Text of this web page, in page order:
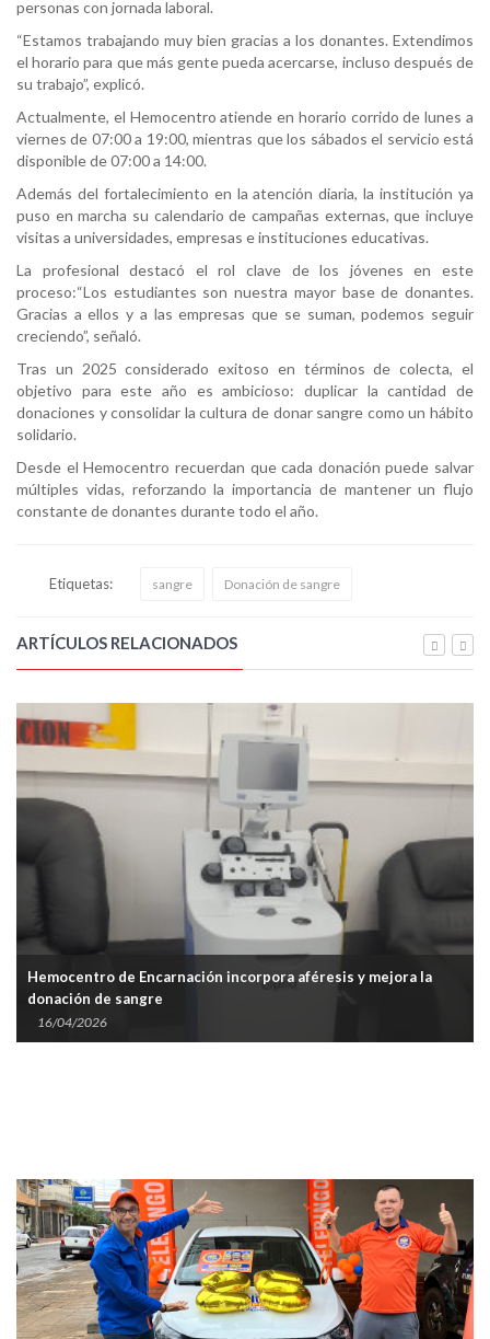
personas con jornada laboral.
“Estamos trabajando muy bien gracias a los donantes. Extendimos
el horario para que más gente pueda acercarse, incluso después de
su trabajo”, explicó.
Actualmente, el Hemocentro atiende en horario corrido de lunes a
viernes de 07:00 a 19:00, mientras que los sábados el servicio está
disponible de 07:00 a 14:00.
Además del fortalecimiento en la atención diaria, la institución ya
puso en marcha su calendario de campañas externas, que incluye
visitas a universidades, empresas e instituciones educativas.
La profesional destacó el rol clave de los jóvenes en este
proceso:“Los estudiantes son nuestra mayor base de donantes.
Gracias a ellos y a las empresas que se suman, podemos seguir
creciendo”, señaló.
Tras un 2025 considerado exitoso en términos de colecta, el
objetivo para este año es ambicioso: duplicar la cantidad de
donaciones y consolidar la cultura de donar sangre como un hábito
solidario.
Desde el Hemocentro recuerdan que cada donación puede salvar
múltiples vidas, reforzando la importancia de mantener un flujo
constante de donantes durante todo el año.
Etiquetas: sangre Donación de sangre
ARTÍCULOS RELACIONADOS
incorpora aféresis y mejora la